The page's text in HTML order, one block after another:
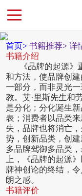
首页> 书籍推荐> 详
书籍介绍
《品牌的起源》
和方法，使品牌创
一部分，而非灵光
教。艾·里斯先生和
是分化；分化诞生
表；消费者以品类
失，品牌也将消亡
势，创新品类，创
多品牌驾御多品类
上，《品牌的起源
牌神创论的终结，
朗之感。
书籍评价